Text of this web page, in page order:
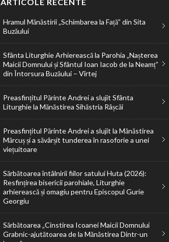
ARTICOLE RECENTE
Hramul Mănăstirii „Schimbarea la Față” din Sita
Buzăului
Sfânta Liturghie Arhierească la Parohia „Nașterea
Maicii Domnului și Sfântul Ioan Iacob de la Neamț”
din Întorsura Buzăului – Vîrtej
Preasfințitul Părinte Andrei a slujit Sfânta
Liturghie la Mănăstirea Sihăstria Râșcăi
Preasfințitul Părinte Andrei a slujit la Mănăstirea
Mărcuș și a săvârșit tunderea în rasoforie a unei
viețuitoare
Sărbătoarea întâlnirii fiilor satului Huta (2026):
Resfințirea bisericii parohiale, Liturghie
arhierească și omagiu pentru Episcopul Gurie
Georgiu
Sărbătoarea „Cinstirea Icoanei Maicii Domnului
Grabnic-ajutătoarea de la Mănăstirea Dintr-un